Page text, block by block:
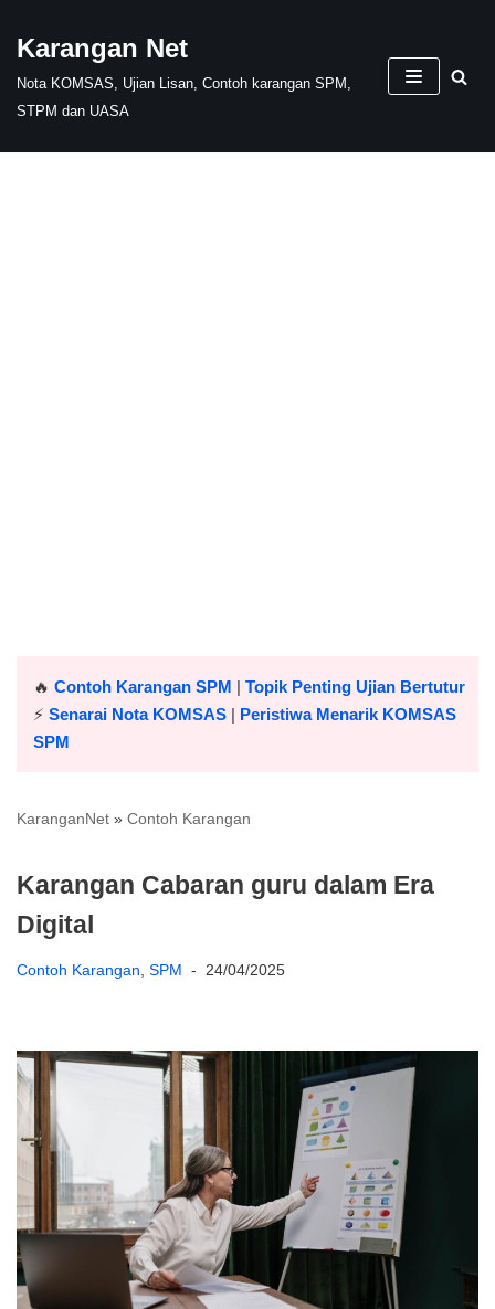
Skip
to
content
Karangan Net
Nota KOMSAS, Ujian Lisan, Contoh karangan SPM,
STPM dan UASA
🔥 Contoh Karangan SPM | Topik Penting Ujian Bertutur
⚡️ Senarai Nota KOMSAS | Peristiwa Menarik KOMSAS
SPM
KaranganNet » Contoh Karangan
Karangan Cabaran guru dalam Era
Digital
Contoh Karangan, SPM 24/04/2025